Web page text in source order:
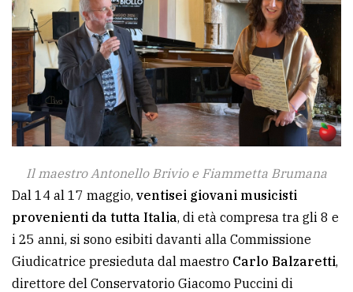
Il maestro Antonello Brivio e Fiammetta Brumana
Dal 14 al 17 maggio, ventisei giovani musicisti
provenienti da tutta Italia, di età compresa tra gli 8 e
i 25 anni, si sono esibiti davanti alla Commissione
Giudicatrice presieduta dal maestro Carlo Balzaretti,
direttore del Conservatorio Giacomo Puccini di